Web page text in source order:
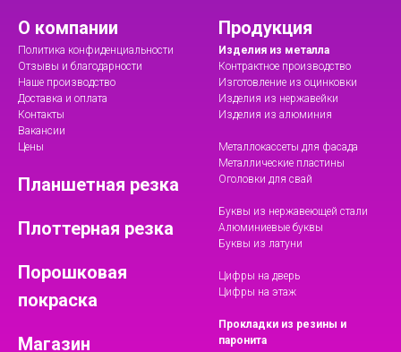
О компании
Политика конфиденциальности
Отзывы и благодарности
Наше производство
Доставка и оплата
Контакты
Вакансии
Цены
Планшетная резка
Плоттерная резка
Порошковая
покраска
Магазин
Продукция
Изделия из металла
Контрактное производство
Изготовление из оцинковки
Изделия из нержавейки
Изделия из алюминия
Металлокассеты для фасада
Металлические пластины
Оголовки для свай
Буквы из нержавеющей стали
Алюминиевые буквы
Буквы из латуни
Цифры на дверь
Цифры на этаж
Прокладки из резины и
паронита